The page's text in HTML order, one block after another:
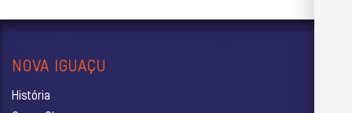
NOVA IGUAÇU
História